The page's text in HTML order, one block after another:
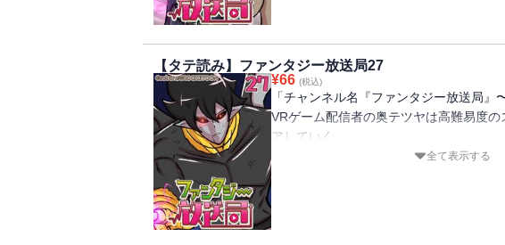
ルフの女の子と出会うが・・・。
仲間が増えたり、騎士団やら魔王軍やら
果たして無事異世界を救うことができるの
【タテ読み】ファンタジー放送局27
¥66 (税込)
「チャンネル名『ファンタジー放送局』
VRゲーム配信者の奥テツヤは高難易度の
アしていく。
そこへ突然、女神から多額の投げ銭と「
全て表示する